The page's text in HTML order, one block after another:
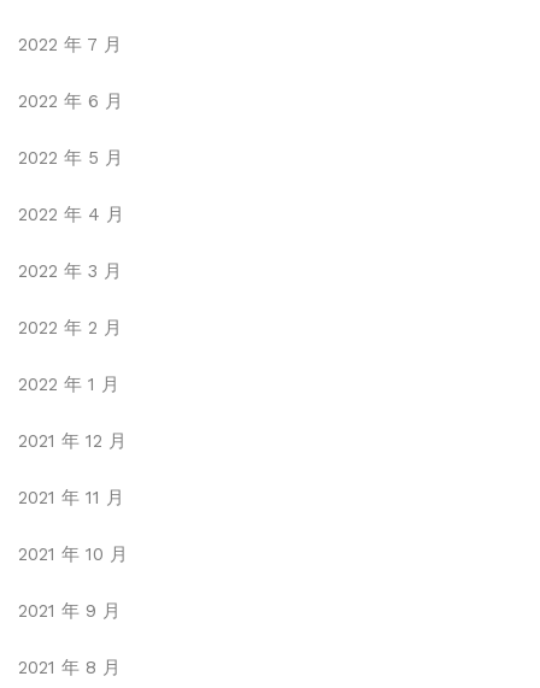
2022 年 7 月
2022 年 6 月
2022 年 5 月
2022 年 4 月
2022 年 3 月
2022 年 2 月
2022 年 1 月
2021 年 12 月
2021 年 11 月
2021 年 10 月
2021 年 9 月
2021 年 8 月